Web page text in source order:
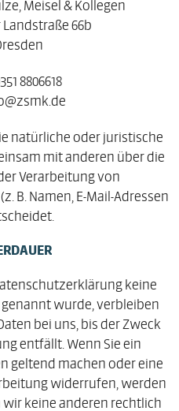
Meisel & Kollegen
66b
8806618
natürliche oder juristische
mit anderen über die
Verarbeitung von
B. Namen, E-Mail-Adressen
keine
wurde, verbleiben
bei uns, bis der Zweck
entfällt. Wenn Sie ein
geltend machen oder eine
widerrufen, werden
keine anderen rechtlich